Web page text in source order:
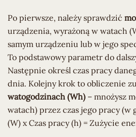
Po pierwsze, należy sprawdzić
urządzenia, wyrażoną w watach
samym urządzeniu lub w jego
To podstawowy parametr do
Następnie określ czas pracy
dnia. Kolejny krok to obliczenie
watogodzinach (Wh) – mnożysz
watach) przez czas jego pracy (w
(W) x Czas pracy (h) = Zużycie